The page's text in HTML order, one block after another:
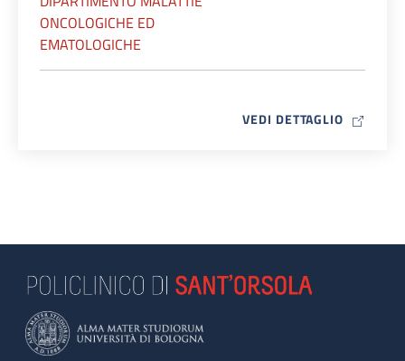
ONCOLOGICHE ED
EMATOLOGICHE
VEDI DETTAGLIO MAP ICON